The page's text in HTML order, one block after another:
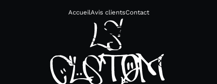
AccueilAvis clientsContact